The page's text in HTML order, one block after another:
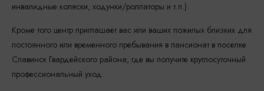
инвалидные коляски, ходунки/роллаторы и т.п.).
Кроме того центр приглашает вас или ваших пожилых близких для
постоянного или временного пребывания в пансионат в поселке
Славинск Гвардейского района, где вы получите круглосуточный
профессиональный уход.